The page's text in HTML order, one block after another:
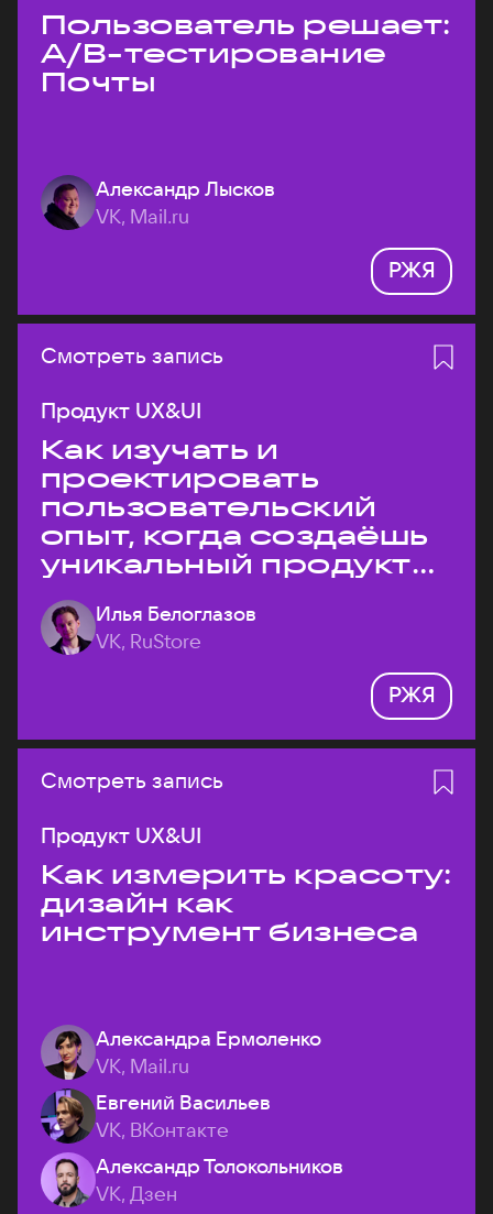
Пользователь решает:
A/B-тестирование
Почты
Александр Лысков
VK, Mail.ru
РЖЯ
Смотреть запись
Продукт UX&UI
Как изучать и
проектировать
пользовательский
опыт, когда создаёшь
уникальный продукт
на рынке?
Илья Белоглазов
VK, RuStore
РЖЯ
Смотреть запись
Продукт UX&UI
Как измерить красоту:
дизайн как
инструмент бизнеса
Александра Ермоленко
VK, Mail.ru
Евгений Васильев
VK, ВКонтакте
Александр Толокольников
VK, Дзен